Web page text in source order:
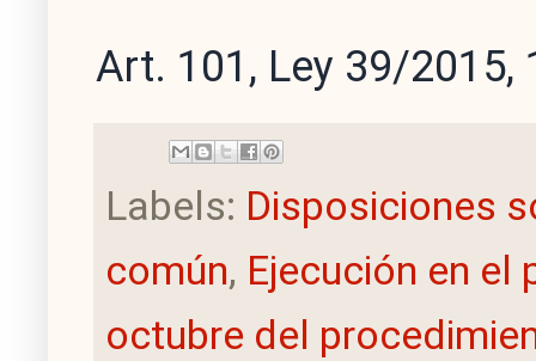
Art. 101, Ley 39/2015,
Labels: Disposiciones
común, Ejecución en el
octubre del